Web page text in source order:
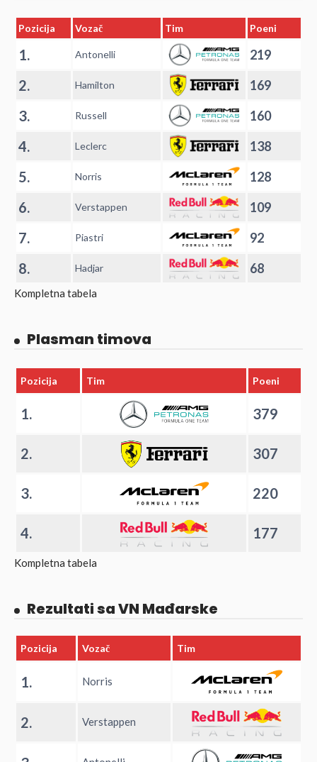
Pozicija Vozač Tim Poeni
1. Antonelli 219
2. Hamilton 169
3. Russell 160
4. Leclerc 138
5. Norris 128
6. Verstappen 109
7. Piastri 92
8. Hadjar 68
Kompletna tabela
Plasman timova
Pozicija Tim Poeni
1. 379
2. 307
3. 220
4. 177
Kompletna tabela
Rezultati sa VN Mađarske
Pozicija Vozač Tim
1. Norris
2. Verstappen